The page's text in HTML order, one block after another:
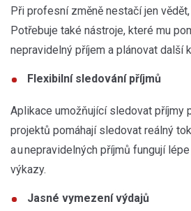
Při profesní změně nestačí jen
Potřebuje také nástroje, které mu
nepravidelný příjem a plánovat další
Flexibilní sledování příjmů
Aplikace umožňující sledovat příjmy
projektů pomáhají sledovat reálný
a u nepravidelných příjmů fungují
výkazy.
Jasné vymezení výdajů